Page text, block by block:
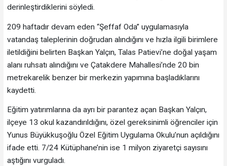
derinleştirdiklerini söyledi.
209 haftadır devam eden “Şeffaf Oda” uygulamasıyla
vatandaş taleplerinin doğrudan alındığını ve hızla ilgili birimlere
iletildiğini belirten Başkan Yalçın, Talas Patievi’ne doğal yaşam
alanı ruhsatı alındığını ve Çatakdere Mahallesi’nde 20 bin
metrekarelik benzer bir merkezin yapımına başladıklarını
kaydetti.
Eğitim yatırımlarına da ayrı bir parantez açan Başkan Yalçın,
ilçeye 13 okul kazandırıldığını, özel gereksinimli öğrenciler için
Yunus Büyükkuşoğlu Özel Eğitim Uygulama Okulu’nun açıldığını
ifade etti. 7/24 Kütüphane’nin ise 1 milyon ziyaretçi sayısını
aştığını vurguladı.